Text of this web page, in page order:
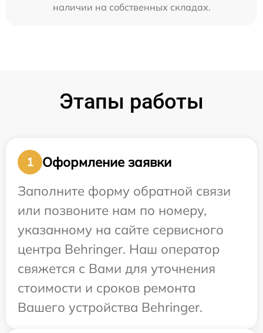
наличии на собственных складах.
Этапы работы
1
Оформление заявки
Заполните форму обратной связи
или позвоните нам по номеру,
указанному на сайте сервисного
центра Behringer. Наш оператор
свяжется с Вами для уточнения
стоимости и сроков ремонта
Вашего устройства Behringer.